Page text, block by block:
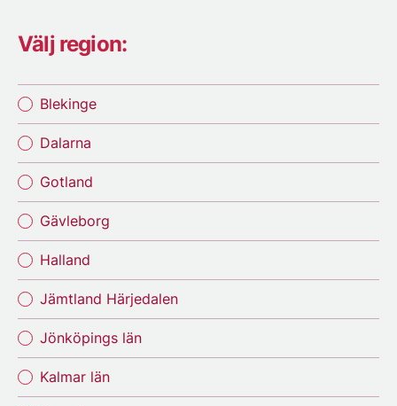
Välj region:
Blekinge
Dalarna
Gotland
Gävleborg
Halland
Jämtland Härjedalen
Jönköpings län
Kalmar län